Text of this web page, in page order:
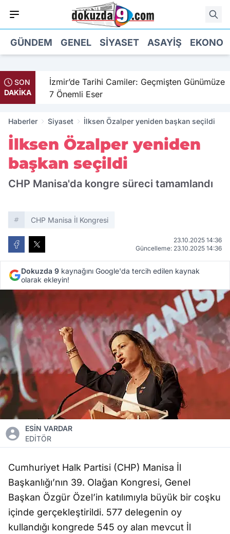
GÜNDEM GENEL SIYASET ASAYIŞ
SON
DAKİKA
İzmir’de Tarihi Camiler: Geçmişten Günümüze
7 Önemli Eser
Haberler Siyaset İlksen Özalper yeniden başkan seçildi
İlksen Özalper yeniden
başkan seçildi
CHP Manisa'da kongre süreci tamamlandı
CHP Manisa İl Kongresi
23.10.2025 14:36
Güncelleme: 23.10.2025 14:36
Dokuzda 9 kaynağını Google'da tercih edilen kaynak
olarak ekleyin!
ESİN VARDAR
EDİTÖR
Cumhuriyet Halk Partisi (CHP) Manisa İl
Başkanlığı’nın 39. Olağan Kongresi, Genel
Başkan Özgür Özel’in katılımıyla büyük bir coşku
içinde gerçekleştirildi. 577 delegenin oy
kullandığı kongrede 545 oy alan mevcut İl